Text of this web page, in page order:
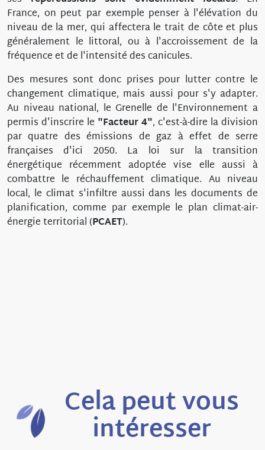
France, on peut par exemple penser à l'élévation du
niveau de la mer, qui affectera le trait de côte et plus
généralement le littoral, ou à l'accroissement de la
fréquence et de l'intensité des canicules.
Des mesures sont donc prises pour lutter contre le
changement climatique, mais aussi pour s'y adapter.
Au niveau national, le Grenelle de l'Environnement a
permis d'inscrire le "Facteur 4", c'est-à-dire la division
par quatre des émissions de gaz à effet de serre
françaises d'ici 2050. La loi sur la transition
énergétique récemment adoptée vise elle aussi à
combattre le réchauffement climatique. Au niveau
local, le climat s'infiltre aussi dans les documents de
planification, comme par exemple le plan climat-air-
énergie territorial (PCAET).
Cela peut vous
intéresser